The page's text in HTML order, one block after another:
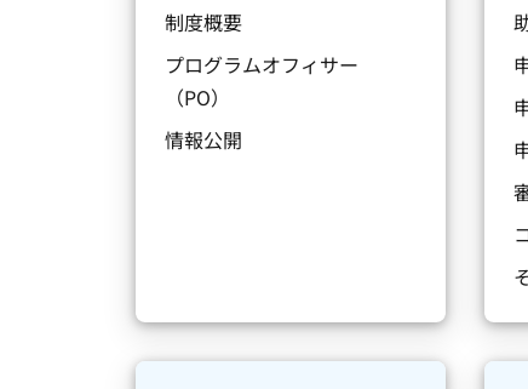
制度概要
プログラムオフィサー
（PO）
情報公開